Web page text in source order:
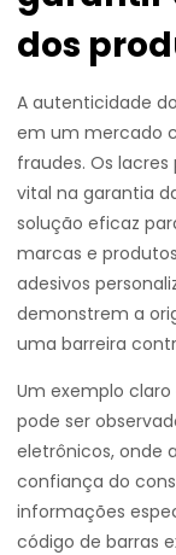
dos
A autenticidade
em um mercado
fraudes. Os
vital na garantia
solução eficaz
marcas e
adesivos
demonstrem a
uma barreira
Um exemplo
pode ser
eletrônicos, onde
confiança do
informações
código de barras